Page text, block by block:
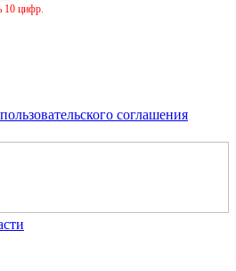
10 цифр.
пользовательского соглашения